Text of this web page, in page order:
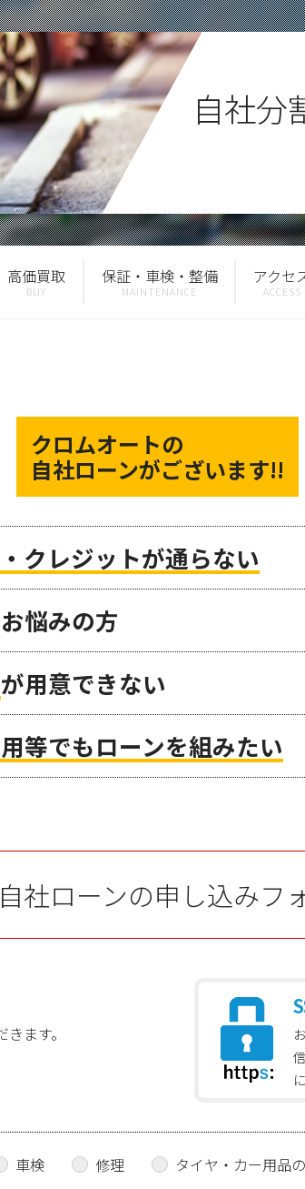
自社分
高価買取 保証・車検・整備 アクセ
クロムオートの
自社ローンがございます!!
クレジットが通らない
悩みの方
が用意できない
等でもローンを組みたい
社ローンの申し込みフ
ます。
車検 修理 タイヤ・カー用品